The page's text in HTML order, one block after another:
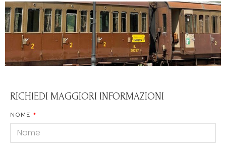
RICHIEDI MAGGIORI INFORMAZIONI
NOME